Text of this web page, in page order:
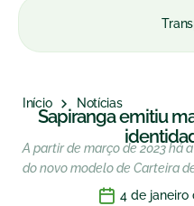
Início Notícias
Sapiranga emitiu
A partir de março de 2023 há
do novo modelo de Carteira
4 de janeiro